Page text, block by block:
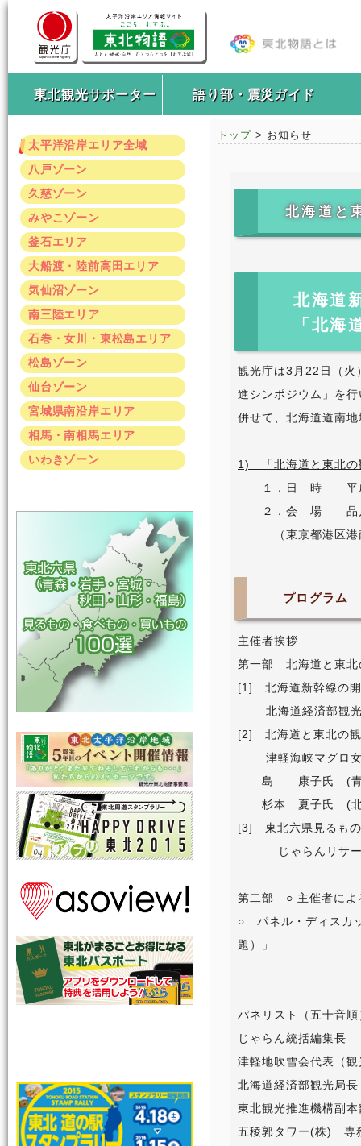
東北観光サポーター 語り部・震災ガイド
太平洋沿岸エリア全域
八戸ゾーン
久慈ゾーン
みやこゾーン
釜石エリア
大船渡・陸前高田エリア
気仙沼ゾーン
南三陸エリア
石巻・女川・東松島エリア
松島ゾーン
仙台ゾーン
宮城県南沿岸エリア
相馬・南相馬エリア
いわきゾーン
トップ > お知らせ
北海道と
北海道
「北海
観光庁は3月22日（火
進シンポジウム」を
併せて、北海道道南
1) 「北海道と東北の
１．日 時 平成２
２．会 場 品川
（東京都港区港南
プログラ
主催者挨拶
第一部 北海道と東北
[1] 北海道新幹線の開
北海道経済部
[2] 北海道と東北の
津軽海峡マグロ女
島 康子氏 (青森
杉本 夏子氏 (北
[3] 東北六県見るもの
じゃらんリサー
第二部 ○ 主催者によ
○ パネル・ディスカ
題）」
パネリスト（五
じゃらん統
津軽地吹雪会代表（
北海道経済部
東北観光推進機
五稜郭タワー(株